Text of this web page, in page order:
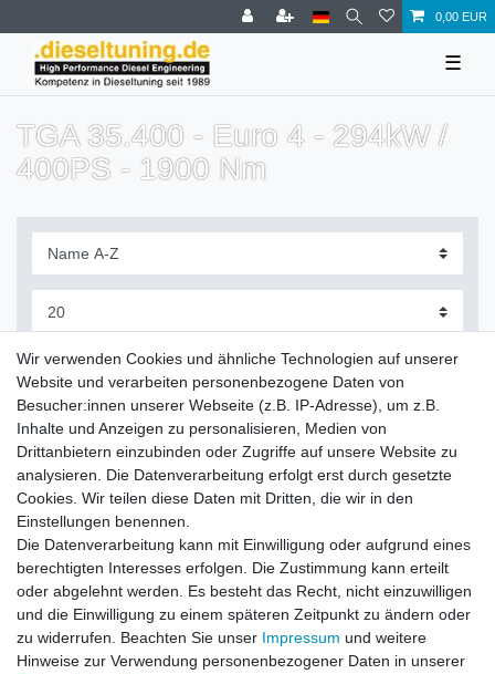
0,00 EUR
☰
TGA 35.400 - Euro 4 - 294kW /
400PS - 1900 Nm
Filter
Zahlung und Versand
Impressum Daten­schutz­erklärung AGB
Barrierefreiheitserklärung Widerrufs­recht
Wir verwenden Cookies und ähnliche Technologien auf unserer
Website und verarbeiten personenbezogene Daten von
Besucher:innen unserer Webseite (z.B. IP-Adresse), um z.B.
Inhalte und Anzeigen zu personalisieren, Medien von
Drittanbietern einzubinden oder Zugriffe auf unsere Website zu
analysieren. Die Datenverarbeitung erfolgt erst durch gesetzte
Cookies. Wir teilen diese Daten mit Dritten, die wir in den
Einstellungen benennen.
Die Datenverarbeitung kann mit Einwilligung oder aufgrund eines
berechtigten Interesses erfolgen. Die Zustimmung kann erteilt
oder abgelehnt werden. Es besteht das Recht, nicht einzuwilligen
und die Einwilligung zu einem späteren Zeitpunkt zu ändern oder
zu widerrufen. Beachten Sie unser Impressum und weitere
Hinweise zur Verwendung personenbezogener Daten in unserer